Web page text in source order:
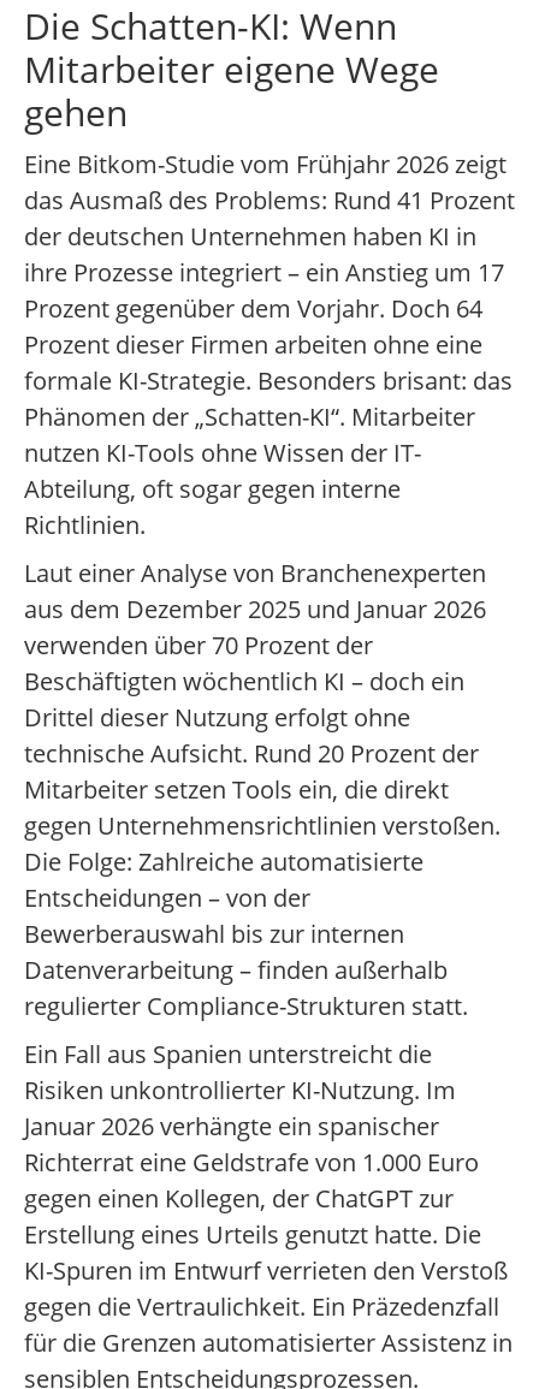
Die Schatten-KI: Wenn
Mitarbeiter eigene Wege
gehen
Eine Bitkom-Studie vom Frühjahr 2026 zeigt
das Ausmaß des Problems: Rund 41 Prozent
der deutschen Unternehmen haben KI in
ihre Prozesse integriert – ein Anstieg um 17
Prozent gegenüber dem Vorjahr. Doch 64
Prozent dieser Firmen arbeiten ohne eine
formale KI-Strategie. Besonders brisant: das
Phänomen der „Schatten-KI“. Mitarbeiter
nutzen KI-Tools ohne Wissen der IT-
Abteilung, oft sogar gegen interne
Richtlinien.
Laut einer Analyse von Branchenexperten
aus dem Dezember 2025 und Januar 2026
verwenden über 70 Prozent der
Beschäftigten wöchentlich KI – doch ein
Drittel dieser Nutzung erfolgt ohne
technische Aufsicht. Rund 20 Prozent der
Mitarbeiter setzen Tools ein, die direkt
gegen Unternehmensrichtlinien verstoßen.
Die Folge: Zahlreiche automatisierte
Entscheidungen – von der
Bewerberauswahl bis zur internen
Datenverarbeitung – finden außerhalb
regulierter Compliance-Strukturen statt.
Ein Fall aus Spanien unterstreicht die
Risiken unkontrollierter KI-Nutzung. Im
Januar 2026 verhängte ein spanischer
Richterrat eine Geldstrafe von 1.000 Euro
gegen einen Kollegen, der ChatGPT zur
Erstellung eines Urteils genutzt hatte. Die
KI-Spuren im Entwurf verrieten den Verstoß
gegen die Vertraulichkeit. Ein Präzedenzfall
für die Grenzen automatisierter Assistenz in
sensiblen Entscheidungsprozessen.